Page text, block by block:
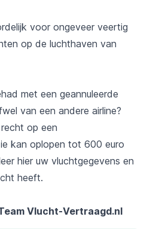
voor ongeveer veertig
op de luchthaven van
met een geannuleerde
van een andere airline?
op een
kan oplopen tot 600 euro
hier uw vluchtgegevens en
heeft.
Vlucht-Vertraagd.nl